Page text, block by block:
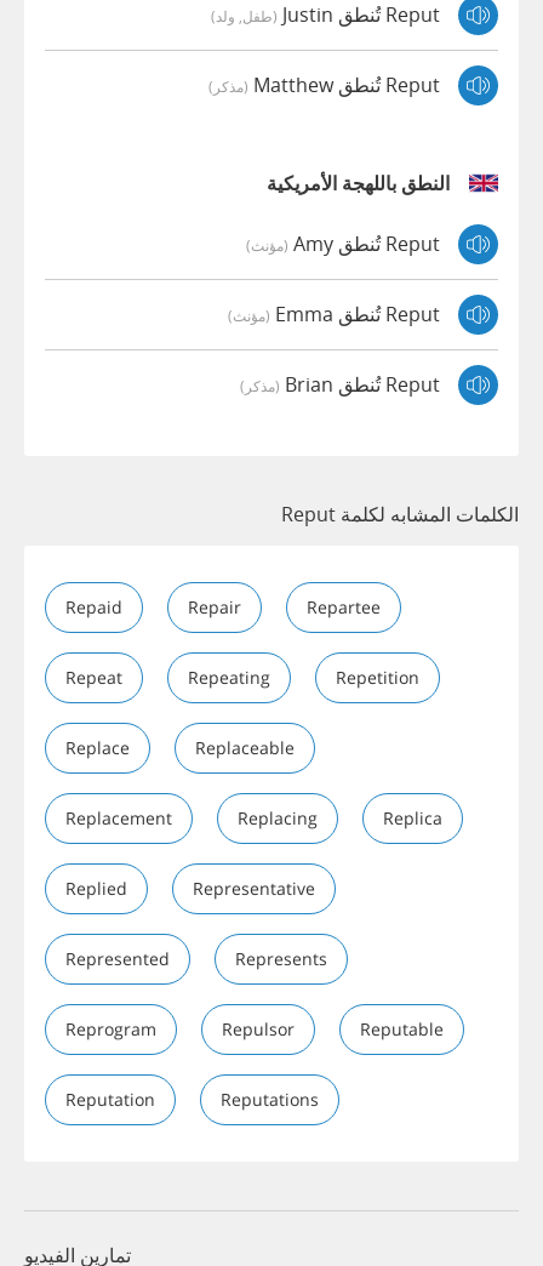
Reput تُنطق Justin (طفل, ولد)
Reput تُنطق Matthew (مذكر)
النطق باللهجة الأمريكية
Reput تُنطق Amy (مؤنث)
Reput تُنطق Emma (مؤنث)
Reput تُنطق Brian (مذكر)
الكلمات المشابه لكلمة Reput
Repaid Repair Repartee
Repeat Repeating Repetition
Replace Replaceable
Replacement Replacing Replica
Replied Representative
Represented Represents
Reprogram Repulsor Reputable
Reputation Reputations
تمارين الفيديو